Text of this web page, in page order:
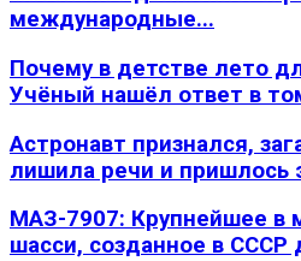
международные...
Почему в детстве лето
Учёный нашёл ответ в
Астронавт признался,
лишила речи и пришлось
МАЗ-7907: Крупнейшее в
шасси, созданное в СССР